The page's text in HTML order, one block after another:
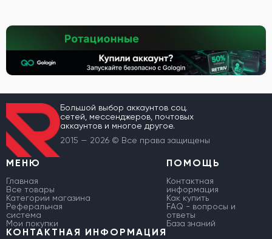
Большой выбор аккаунтов соц.
сетей, мессенджеров, почтовых
аккаунтов и многое другое.
2015 — 2026 © Все права защищены
МЕНЮ
Главная
Все товары
Категории магазина
Реферальная
система
Мои покупки
ПОМОЩЬ
Контактная
информация
Как купить
FAQ - вопросы и
ответы
База знаний
КОНТАКТНАЯ ИНФОРМАЦИЯ